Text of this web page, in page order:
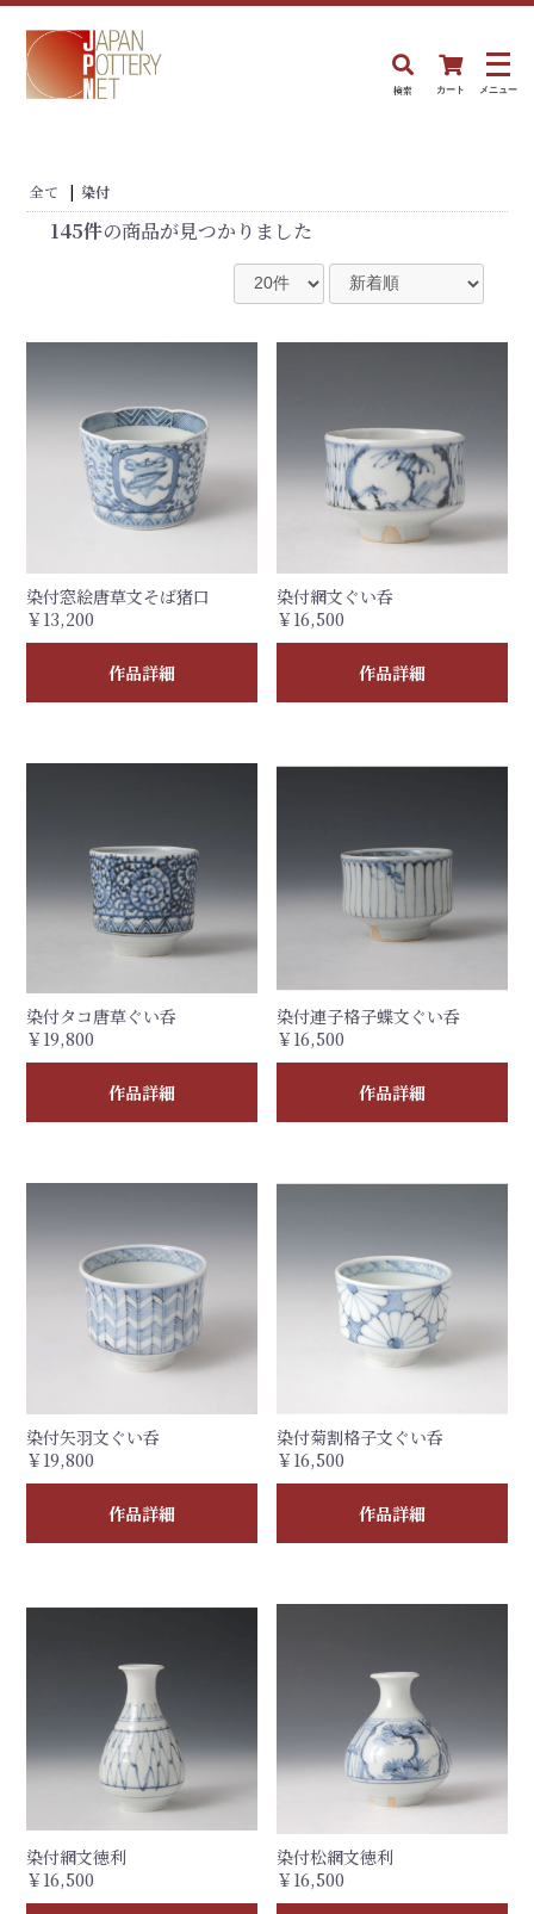
検索 カート メニュー
全て | 染付
145件の商品が見つかりました
染付窓絵唐草文そば猪口
￥13,200
作品詳細
染付網文ぐい呑
￥16,500
作品詳細
染付タコ唐草ぐい呑
￥19,800
作品詳細
染付連子格子蝶文ぐい呑
￥16,500
作品詳細
染付矢羽文ぐい呑
￥19,800
作品詳細
染付菊割格子文ぐい呑
￥16,500
作品詳細
染付網文徳利
￥16,500
染付松網文徳利
￥16,500